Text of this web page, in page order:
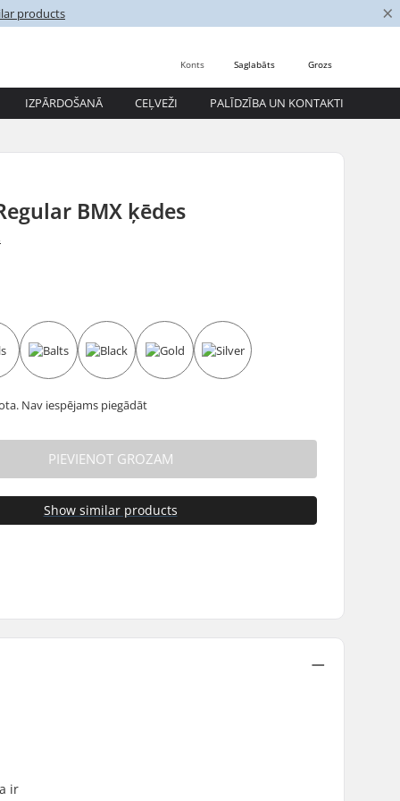
products ×
Grozs
Saglabāts
Konts
IZPĀRDOŠANĀ CEĻVEŽI PALĪDZĪBA UN KONTAKTI
BMX ķēdes
Nav iespējams piegādāt
PIEVIENOT GROZAM
Show similar products
ir